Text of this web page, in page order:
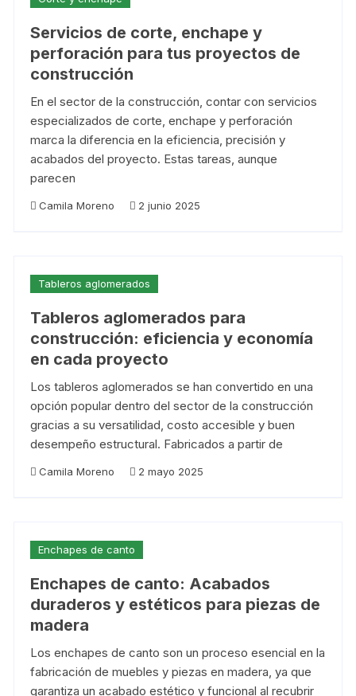
Servicios de corte, enchape y
perforación para tus proyectos de
construcción
En el sector de la construcción, contar con servicios
especializados de corte, enchape y perforación
marca la diferencia en la eficiencia, precisión y
acabados del proyecto. Estas tareas, aunque
parecen
Camila Moreno 2 junio 2025
Tableros aglomerados
Tableros aglomerados para
construcción: eficiencia y economía
en cada proyecto
Los tableros aglomerados se han convertido en una
opción popular dentro del sector de la construcción
gracias a su versatilidad, costo accesible y buen
desempeño estructural. Fabricados a partir de
Camila Moreno 2 mayo 2025
Enchapes de canto
Enchapes de canto: Acabados
duraderos y estéticos para piezas de
madera
Los enchapes de canto son un proceso esencial en la
fabricación de muebles y piezas en madera, ya que
garantiza un acabado estético y funcional al recubrir